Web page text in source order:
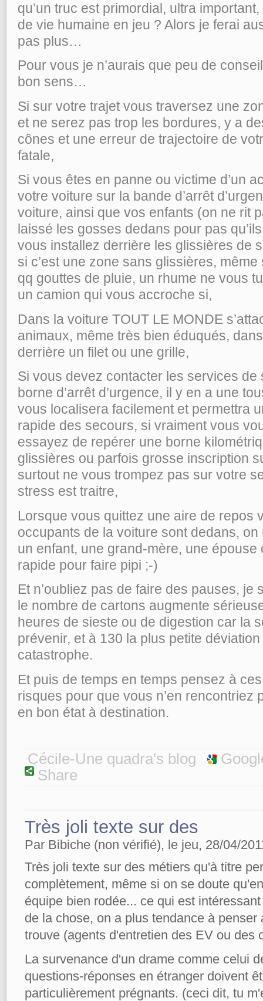
qu’un truc est primordial, ultra
de vie humaine en jeu ? Alors je ferai
pas plus…
Pour vous je n’aurais que peu de
bon sens…
Si sur votre trajet vous traversez une
et ne serez pas trop les bordures, y a
cônes et une erreur de trajectoire de
fatale,
Si vous êtes en panne ou victime d’un
votre voiture sur la bande d’arrêt
voiture, ainsi que vos enfants (on ne rit
laissé les gosses dedans pour pas
vous installez derrière les glissières de
si c’est une zone sans glissières, même
qq gouttes de pluie, un rhume ne vous
un camion qui vous accroche si,
Dans la voiture TOUT LE MONDE
animaux, même très bien éduqués,
derrière un filet ou une grille,
Si vous devez contacter les services de
borne d’arrêt d’urgence, il y en a une
vous localisera facilement et permettra
rapide des secours, si vraiment vous
essayez de repérer une borne
glissières ou parfois grosse inscription
surtout ne vous trompez pas sur votre
stress est traitre,
Lorsque vous quittez une aire de repos
occupants de la voiture sont dedans,
un enfant, une grand-mère, une
rapide pour faire pipi ;-)
Et n’oubliez pas de faire des pauses, je
le nombre de cartons augmente
heures de sieste ou de digestion car la
prévenir, et à 130 la plus petite
catastrophe.
Et puis de temps en temps pensez à
risques pour que vous n’en rencontriez
en bon état à destination.
Cécile-Une quadra's blog
Share
Très joli texte sur des
Par Bibiche (non vérifié), le jeu, 28/04/
Très joli texte sur des métiers qu'à titre
complètement, même si on se doute
équipe bien rodée... ce qui est
de la chose, on a plus tendance à
trouve (agents d'entretien des EV ou des
La survenance d'un drame comme celui
questions-réponses en étranger doivent
particulièrement prégnants. (ceci dit, tu